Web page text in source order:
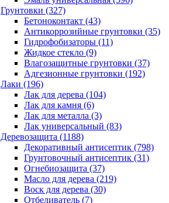
Грунтовки (327)
Бетоноконтакт (43)
Антикоррозийные грунтовки (35)
Гидрофобизаторы (11)
Жидкое стекло (9)
Влагозащитные грунтовки (37)
Адгезионные грунтовки (192)
Лаки (196)
Лак для дерева (104)
Лак для камня (6)
Лак для металла (3)
Лак универсальный (83)
Деревозащита (1188)
Декоративный антисептик (798)
Грунтовочный антисептик (31)
Огнебиозащита (37)
Масло для дерева (219)
Воск для дерева (30)
Отбеливатель (7)